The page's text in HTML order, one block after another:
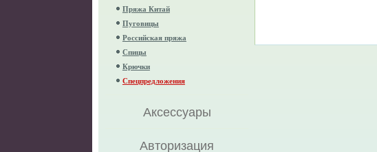
Пряжа Китай
Пуговицы
Российская пряжа
Спицы
Крючки
Спецпредложения
Аксессуары
Авторизация